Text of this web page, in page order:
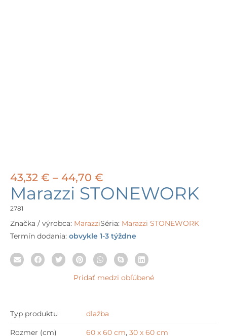
43,32 € – 44,70 €
range:
43,32 €
44,70 €
Marazzi STONEWORK
2781
Značka / výrobca: MarazziSéria: Marazzi STONEWORK
Termín dodania: obvykle 1-3 týždne
Pridať medzi obľúbené
Typ produktu dlažba
Rozmer (cm) 60 x 60 cm, 30 x 60 cm